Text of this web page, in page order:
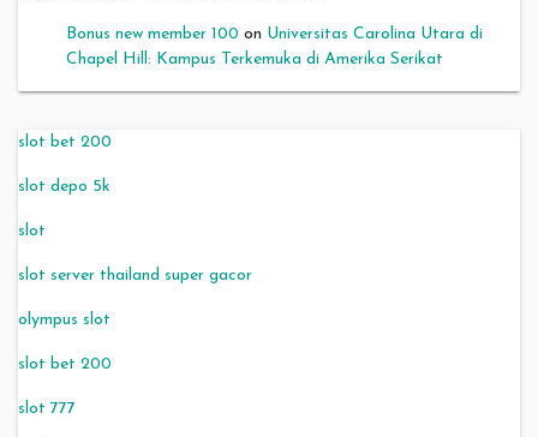
Bonus new member 100 on Universitas Carolina Utara di
Chapel Hill: Kampus Terkemuka di Amerika Serikat
slot bet 200
slot depo 5k
slot
slot server thailand super gacor
olympus slot
slot bet 200
slot 777